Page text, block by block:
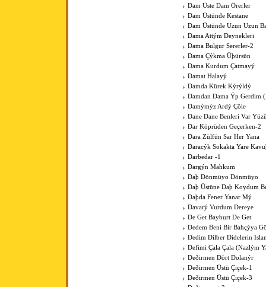
Dam Üste Dam Örerler
Dam Üstünde Kestane
Dam Üstünde Uzun Uzun
Dama Attým Deynekleri
Dama Bulgur Sererler-2
Dama Çýkma Üþürsün
Dama Kurdum Çatmayý
Damat Halayý
Damda Kürek Kýrýldý
Damdan Dama Ýp Gerdim
Damýmýz Ardý Çöle
Dane Dane Benleri Var
Dar Köprüden Geçerken-2
Dara Zülfün Sar Her Yana
Daracýk Sokakta Yare
Darbedar -1
Dargýn Mahkum
Daþ Dönmüyo Dönmüyo
Daþ Üstüne Daþ Koydum
Daþda Fener Yanar Mý
Davarý Vurdum Dereye
De Get Bayburt De Get
Dedem Beni Bir Bahçýya
Dedim Dilber Didelerin
Defimi Çala Çala (Nazlým
Deðirmen Dört Dolanýr
Deðirmen Üstü Çiçek-1
Deðirmen Üstü Çiçek-3